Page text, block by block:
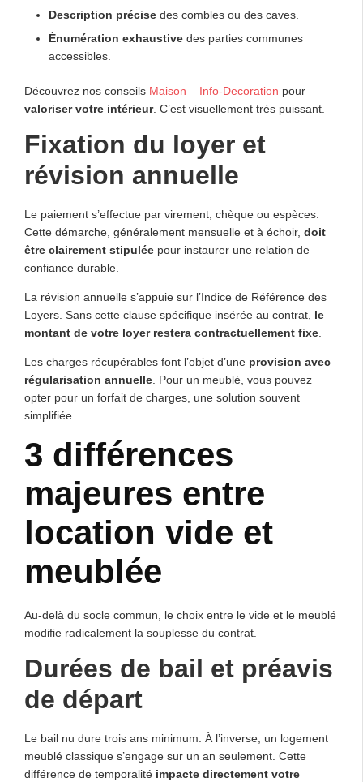
Description précise des combles ou des caves.
Énumération exhaustive des parties communes
accessibles.
Découvrez nos conseils Maison – Info-Decoration pour
valoriser votre intérieur. C’est visuellement très puissant.
Fixation du loyer et
révision annuelle
Le paiement s’effectue par virement, chèque ou espèces.
Cette démarche, généralement mensuelle et à échoir, doit
être clairement stipulée pour instaurer une relation de
confiance durable.
La révision annuelle s’appuie sur l’Indice de Référence des
Loyers. Sans cette clause spécifique insérée au contrat, le
montant de votre loyer restera contractuellement fixe.
Les charges récupérables font l’objet d’une provision avec
régularisation annuelle. Pour un meublé, vous pouvez
opter pour un forfait de charges, une solution souvent
simplifiée.
3 différences
majeures entre
location vide et
meublée
Au-delà du socle commun, le choix entre le vide et le meublé
modifie radicalement la souplesse du contrat.
Durées de bail et préavis
de départ
Le bail nu dure trois ans minimum. À l’inverse, un logement
meublé classique s’engage sur un an seulement. Cette
différence de temporalité impacte directement votre